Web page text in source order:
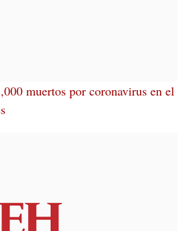
muertos por coronavirus en el